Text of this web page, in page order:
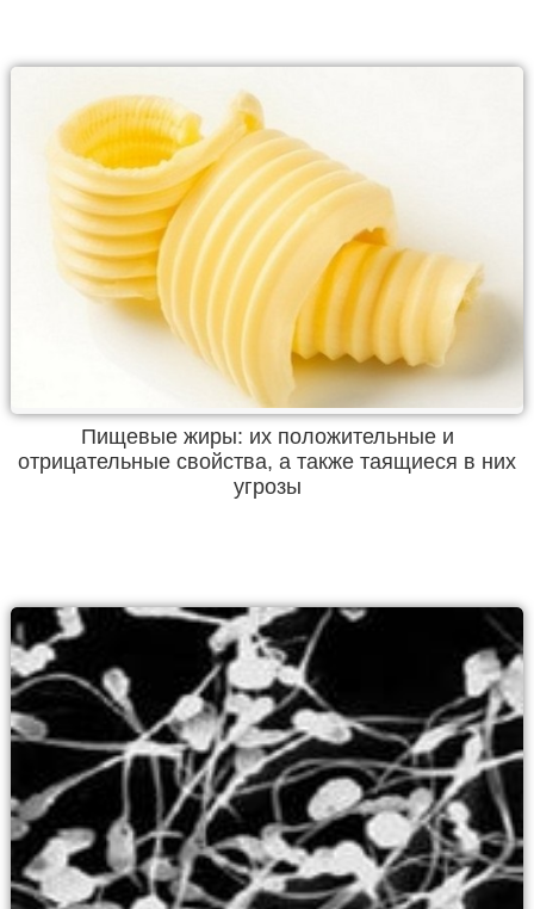
Пищевые жиры: их положительные и
отрицательные свойства, а также таящиеся в них
угрозы